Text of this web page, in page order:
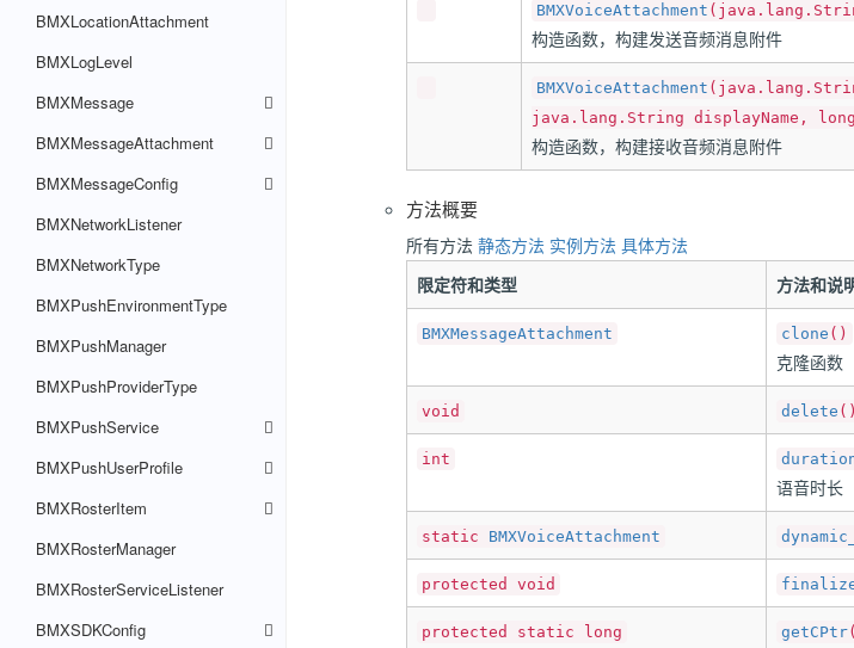
BMXLocationAttachment
BMXLogLevel
BMXMessage
BMXMessageAttachment
BMXMessageConfig
BMXNetworkListener
BMXNetworkType
BMXPushEnvironmentType
BMXPushManager
BMXPushProviderType
BMXPushService
BMXPushUserProfile
BMXRosterItem
BMXRosterManager
BMXRosterServiceListener
BMXSDKConfig
BMXVoiceAttachment
构造函数，构建发送音频消息附件
BMXVoiceAttachment
java.lang.String displayName,
构造函数，构建接收音频消息附件
方法概要
所有方法 静态方法 实例方法 具体方法
限定符和类型
方法和说
BMXMessageAttachment clone ()
克隆函数
void delete ()
int
语音时长
static BMXVoiceAttachment
protected void
protected static long getCPtr(